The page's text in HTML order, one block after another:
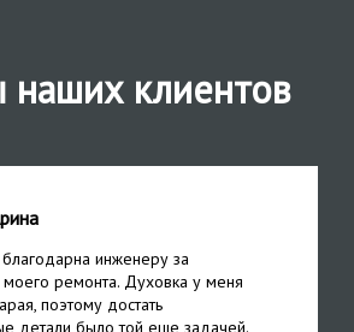
наших клиентов
инженеру за
ремонта. Духовка у меня
поэтому достать
детали было той еще задачей.